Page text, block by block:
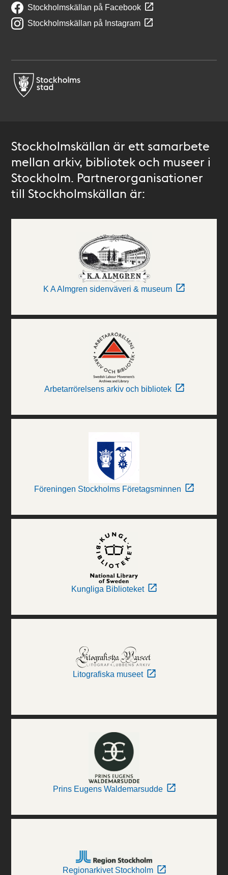
Stockholmskällan på Facebook
Stockholmskällan på Instagram
Stockholmskällan är ett samarbete
mellan arkiv, bibliotek och museer i
Stockholm. Partnerorganisationer
till Stockholmskällan är:
K A Almgren sidenväveri & museum
Arbetarrörelsens arkiv och bibliotek
Föreningen Stockholms Företagsminnen
Kungliga Biblioteket
Litografiska museet
Prins Eugens Waldemarsudde
Regionarkivet Stockholm